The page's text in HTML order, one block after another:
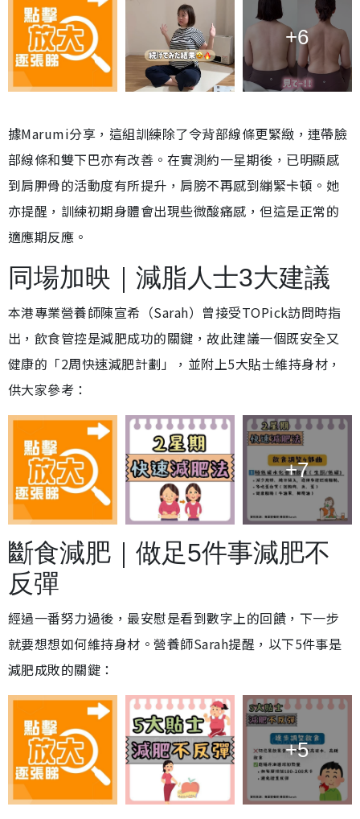
+6
據Marumi分享，這組訓練除了令背部線條更緊緻，連帶臉
部線條和雙下巴亦有改善。在實測約一星期後，已明顯感
到肩胛骨的活動度有所提升，肩膀不再感到繃緊卡頓。她
亦提醒，訓練初期身體會出現些微酸痛感，但這是正常的
適應期反應。
同場加映｜減脂人士3大建議
本港專業營養師陳宣希（Sarah）曾接受TOPick訪問時指
出，飲食管控是減肥成功的關鍵，故此建議一個既安全又
健康的「2周快速減肥計劃」，並附上5大貼士維持身材，
供大家參考：
+7
斷食減肥｜做足5件事減肥不
反彈
經過一番努力過後，最安慰是看到數字上的回饋，下一步
就要想想如何維持身材。營養師Sarah提醒，以下5件事是
減肥成敗的關鍵：
+5